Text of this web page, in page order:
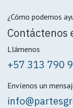
¿Cómo podemos
Contáctenos
Llámenos
+57 313 790
Envíenos un